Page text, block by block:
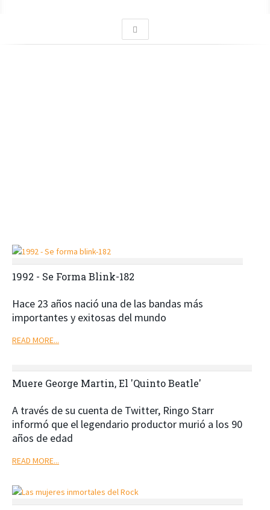
1992 - Se Forma Blink-182
Hace 23 años nació una de las bandas más
importantes y exitosas del mundo
READ MORE...
Muere George Martin, El 'Quinto Beatle'
A través de su cuenta de Twitter, Ringo Starr
informó que el legendario productor murió a los 90
años de edad
READ MORE...